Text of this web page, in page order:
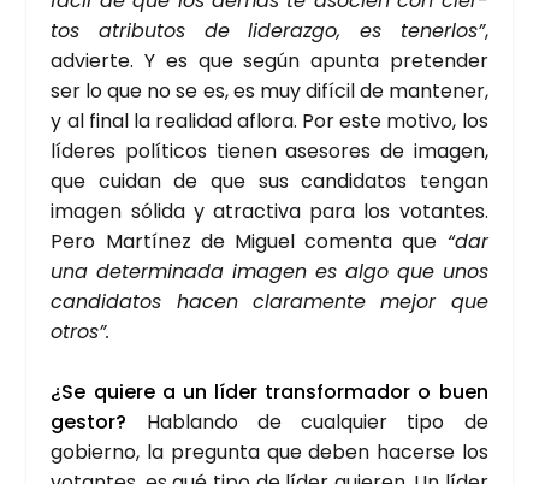
tos atri­bu­tos de lide­raz­go, es tener­los”,
advier­te. Y es que según apun­ta pre­ten­der
ser lo que no se es, es muy difí­cil de man­te­ner,
y al final la reali­dad aflo­ra. Por este moti­vo, los
líde­res polí­ti­cos tie­nen ase­so­res de ima­gen,
que cui­dan de que sus can­di­da­tos ten­gan
ima­gen sóli­da y atrac­ti­va para los votan­tes.
Pero Mar­tí­nez de Miguel comen­ta que “dar
una deter­mi­na­da ima­gen es algo que unos
can­di­da­tos hacen cla­ra­men­te mejor que
otros”.
¿Se quie­re a un líder trans­for­ma­dor o buen
ges­tor? Hablan­do de cual­quier tipo de
gobierno, la pre­gun­ta que deben hacer­se los